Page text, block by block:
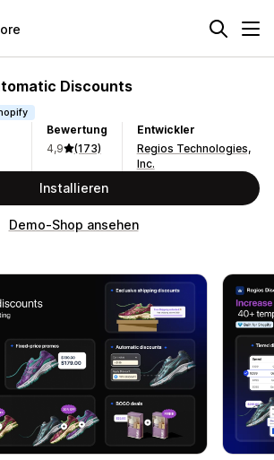
Discounts
Bewertung
4,9
(173)
Entwickler
Regios Technologies,
Inc.
Installieren
Demo-Shop ansehen